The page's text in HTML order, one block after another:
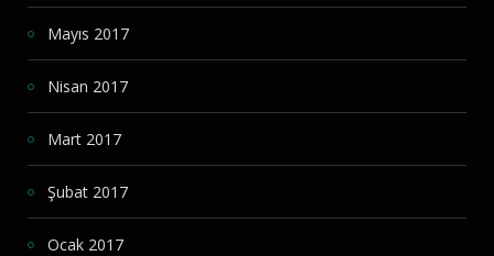
Mayıs 2017
Nisan 2017
Mart 2017
Şubat 2017
Ocak 2017